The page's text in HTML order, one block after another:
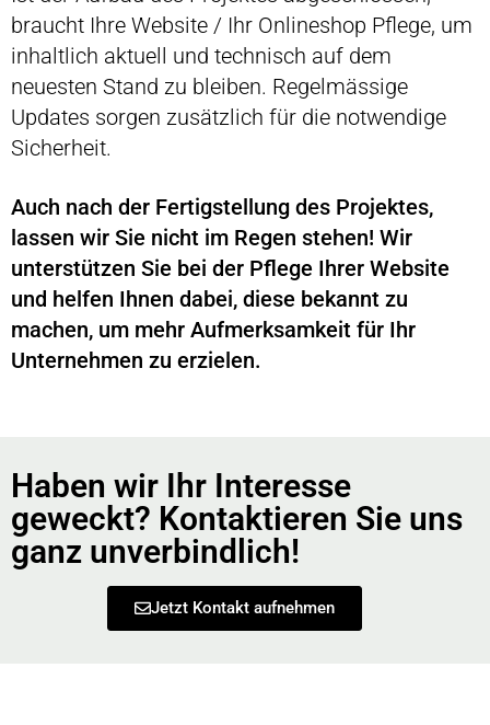
braucht Ihre Website / Ihr Onlineshop Pflege, um
inhaltlich aktuell und technisch auf dem
neuesten Stand zu bleiben. Regelmässige
Updates sorgen zusätzlich für die notwendige
Sicherheit.
Auch nach der Fertigstellung des Projektes,
lassen wir Sie nicht im Regen stehen! Wir
unterstützen Sie bei der Pflege Ihrer Website
und helfen Ihnen dabei, diese bekannt zu
machen, um mehr Aufmerksamkeit für Ihr
Unternehmen zu erzielen.
Haben wir Ihr Interesse
geweckt? Kontaktieren Sie uns
ganz unverbindlich!
Jetzt Kontakt aufnehmen